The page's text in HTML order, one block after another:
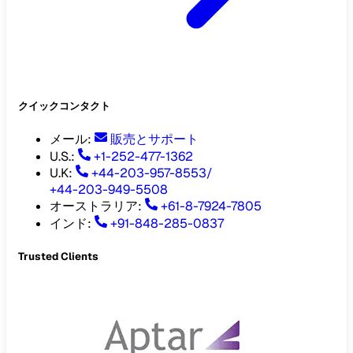
クイックコンタクト
メール:
販売とサポート
U.S.:
+1-252-477-1362
U.K:
+44-203-957-8553/
+44-203-949-5508
オーストラリア:
+61-8-7924-7805
インド: +91-848-285-0837
Trusted Clients